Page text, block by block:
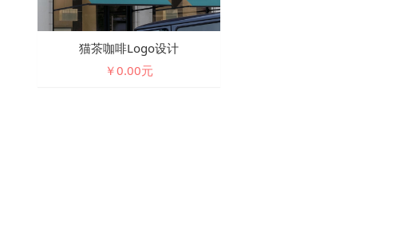
猫茶咖啡logo设计
￥0.00元